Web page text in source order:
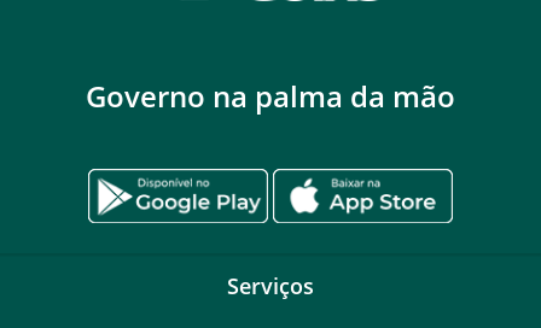
Governo na palma da mão
Serviços